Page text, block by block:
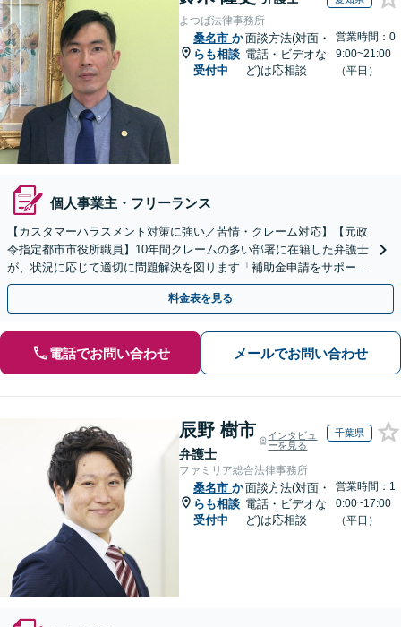
よつば法律事務所
桑名市 か
らも相談
受付中
面談方法(対面・
電話・ビデオな
ど)は応相談
営業時間：0
9:00~21:00
（平日）
個人事業主・フリーランス
【カスタマーハラスメント対策に強い／苦情・クレーム対応】【元政
令指定都市市役所職員】10年間クレームの多い部署に在籍した弁護士
が、状況に応じて適切に問題解決を図ります「補助金申請をサポー
ト」【出張相談・WEB面談対応】
料金表を見る
電話でお問い合わせ メールでお問い合わせ
辰野 樹市
弁護士
インタビュ
ーを見る
千葉県
ファミリア総合法律事務所
桑名市 か
らも相談
受付中
面談方法(対面・
電話・ビデオな
ど)は応相談
営業時間：1
0:00~17:00
（平日）